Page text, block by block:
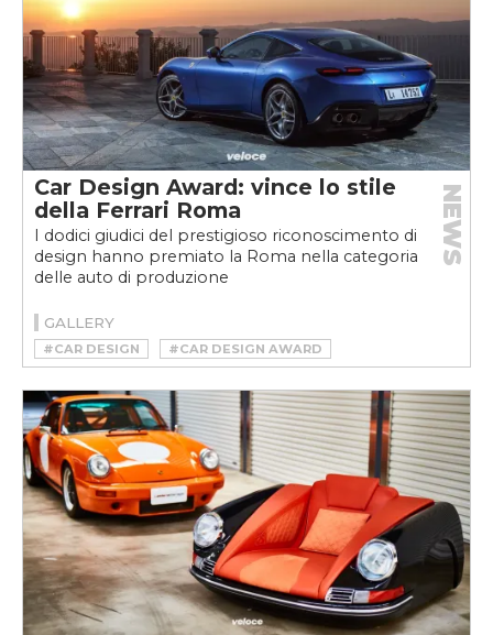
Car Design Award: vince lo stile
della Ferrari Roma
I dodici giudici del prestigioso riconoscimento di
design hanno premiato la Roma nella categoria
delle auto di produzione
NEWS
GALLERY
#CAR DESIGN
#CAR DESIGN AWARD
#FERRARI
#FERRARI ROMA #ROMA